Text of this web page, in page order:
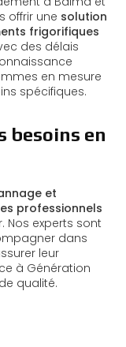
offrir une solution
frigorifiques
des délais
en mesure
spécifiques.
besoins en
et
professionnels
Nos experts sont
dans
leur
à Génération
qualité.